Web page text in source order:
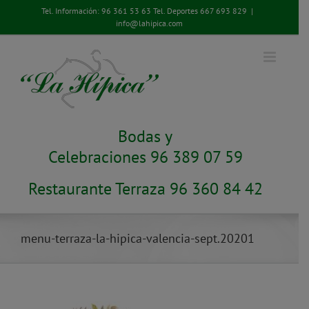
contenido
Tel. Información: 96 361 53 63 Tel. Deportes 667 693 829 |
info@lahipica.com
Bodas y
Celebraciones 96 389 07 59
Restaurante Terraza 96 360 84 42
menu-terraza-la-hipica-valencia-sept.20201